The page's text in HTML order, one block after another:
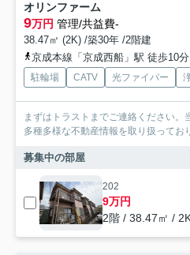
オリンファーム
9万円 管理/共益費-
38.47㎡ (2K) /築30年 /2階建
京成本線「京成西船」駅 徒歩10分
駐輪場 CATV 光ファイバー
まずはトラストまでご連絡ください。
多種多様な不動産情報を取り扱ってお
募集中の部屋
202
9万円
2階 / 38.47㎡ /